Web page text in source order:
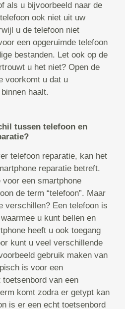
als u bijvoorbeeld naar de
ook niet uit uw
u de telefoon niet
een opgeruimde telefoon
bestanden. Let ook op de
u het niet? Open de
voorkomt u dat u
haalt.
tussen telefoon en
telefoon reparatie, kan het
reparatie betreft.
een smartphone
de term “telefoon”. Maar
verschillen? Een telefoon is
u kunt bellen en
heeft u ook toegang
kunt u veel verschillende
gebruik maken van
is voor een
van een
komt zodra er getypt kan
is er een echt toetsenbord